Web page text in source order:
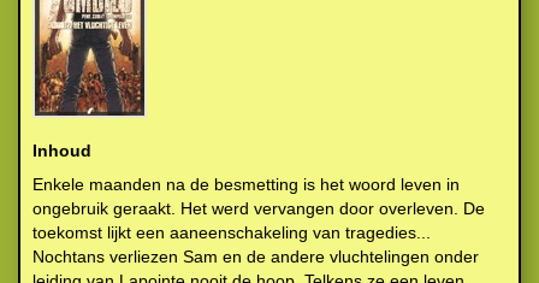
Inhoud
Enkele maanden na de besmetting is het woord leven in
ongebruik geraakt. Het werd vervangen door overleven. De
toekomst lijkt een aaneenschakeling van tragedies...
Nochtans verliezen Sam en de andere vluchtelingen onder